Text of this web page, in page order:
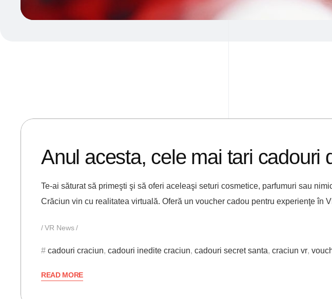
Anul acesta, cele mai tari cadouri
Te-ai săturat să primeşti şi să oferi aceleaşi seturi cosmetice, parfumuri sau
Crăciun vin cu realitatea virtuală. Oferă un voucher cadou pentru experienţe în
VR News
cadouri craciun, cadouri inedite craciun, cadouri secret santa, craciun vr,
READ MORE